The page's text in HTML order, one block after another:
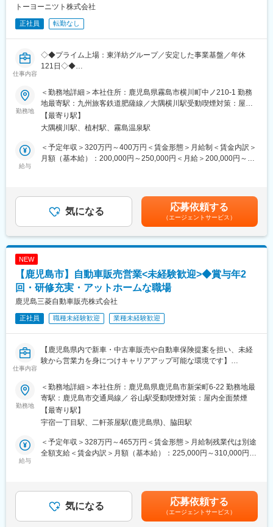
申告業務だけでなく、様々な側面からクライアントをサポートし
ていただきます。
組織再編、経営承継サポート、個人資産税等の幅広い税務アドバ
また、デロイト トーマツグループ内の公認会計士、コンサルタン
ト等の多様な専門家と連携して業務提供する機会も多くありま
クライアントは、ベンチャー企業から上場企業まで規模も業種も
様々で、クライアントの成長をサポートすることで、クライアン
トとともに成長できる、経営者から頼られるパートナーとなるこ
とができる仕事です。
・デロイト トーマツグループ内の広く深い専門知見・多様な経験
を保有するメンバーと協働し、ご自身のスキルや知見を磨ける環
境があります。
ハイブリッドワークが浸透しています。
変更の範囲：会社の定める業務
トーヨーニツト株式会社
正社員 転勤なし
仕事内容
◇◆プライム上場：東洋紡グループ／安定した事業基盤／年休
121日◇◆
■職務内容：
総務業務を中心に担いながら、社内ITサポートにも一部携わるポ
ジションです。
これまでの事務経験を活かしつつ、IT領域にも少しずつ関われる
環境です。
業務割合は【総務：IT＝7：3】のイメージです。
▼詳細：
<総務・管理業務（約7割）>
・電話・来客対応
・給与計算のサポート
・労務関連の簡易対応
・社内からの問い合わせ対応（PC・システム操作など）
・プリンター等の周辺機器設定
・販売管理システムのデータ抽出・資料作成補助
※開発業務や高度なIT知識は不要です
※入社後のOJTで習得可能です
・事務経験を活かして総務へステップアップ可能
・社内を支える「頼られるポジション」です。
社員から直接「助かった」と感謝される機会が多い環境です。
■勤務パターン：
・8:00-17:15…12/21-4/20、6/21-12/20
・8:00-18:15…4/21-6/20
■当社について：
・スポーツウェアやインナーを中心に、日常の衣料品に幅広く使
われる素材を生産し、技術力と品質管理に強みがあります。
・グループ基準の労務管理・福利厚生が整い、地域に根ざしなが
勤務地
＜勤務地詳細＞本社住所：鹿児島県霧島市横川町中ノ210-1 勤務
地最寄駅：九州旅客鉄道肥薩線／大隅横川駅受動喫煙対策：屋内
全面禁煙変更の範囲：無
【最寄り駅】
大隅横川駅、植村駅、霧島温泉駅
給与
＜予定年収＞320万円～400万円＜賃金形態＞月給制＜賃金内訳＞
月額（基本給）：200,000円～250,000円＜月給＞200,000円～
じて上下する可能性があります。月給(月額)は固定手当を含めた表
記です。気になる 応募依頼する
（エージェントサービス）
NEW
【鹿児島市】自動車販売営業<未経験歓迎>◆賞与年2
回・研修充実・アットホームな職場
鹿児島三菱自動車販売株式会社
正社員 職種未経験歓迎 業種未経験歓迎
仕事内容
【鹿児島県内で新車・中古車販売や自動車保険提案を担い、未経
験から営業力を身につけキャリアアップ可能な環境です】
当社ショールームにご来店された新規のお客様や既存のお客様に
対し、お客様のニーズに合わせた自動車の提案・販売、保険のご
案内や契約後のアフターフォローまで幅広い営業活動を担当して
いただきます。未経験からスタートした社員も多数在籍してお
り、基礎からしっかり学べる研修体制があります。
■業務詳細
・ショールームでの来客対応、商品説明
・自動車保険や各種損害保険のご提案・契約業務
・定期点検や車検などのご案内、アフターフォロー
・店舗運営に付随する事務作業やその他サポート業務
勤務地
＜勤務地詳細＞本社住所：鹿児島県鹿児島市新栄町6-22 勤務地最
寄駅：鹿児島市交通局線／ 谷山駅受動喫煙対策：屋内全面禁煙
【最寄り駅】
宇宿一丁目駅、二軒茶屋駅(鹿児島県)、脇田駅
給与
＜予定年収＞328万円～465万円＜賃金形態＞月給制残業代は別途
全額支給＜賃金内訳＞月額（基本給）：225,000円～310,000円＜
があります。月給(月額)は固定手当を含めた表記です。
気になる 応募依頼する
（エージェントサービス）